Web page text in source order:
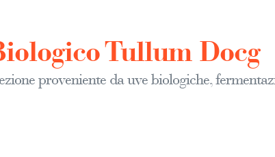
Tullum Docg
proveniente da uve biologiche,